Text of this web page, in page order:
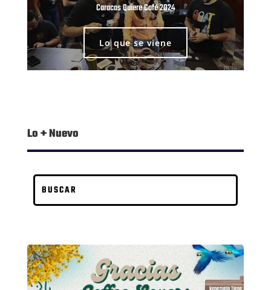
Caracas Quiere Café 2024
Lo que se viene
Lo + Nuevo